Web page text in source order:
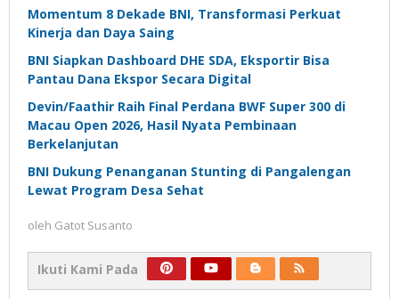
Momentum 8 Dekade BNI, Transformasi Perkuat
Kinerja dan Daya Saing
BNI Siapkan Dashboard DHE SDA, Eksportir Bisa
Pantau Dana Ekspor Secara Digital
Devin/Faathir Raih Final Perdana BWF Super 300 di
Macau Open 2026, Hasil Nyata Pembinaan
Berkelanjutan
BNI Dukung Penanganan Stunting di Pangalengan
Lewat Program Desa Sehat
oleh Gatot Susanto
Ikuti Kami Pada